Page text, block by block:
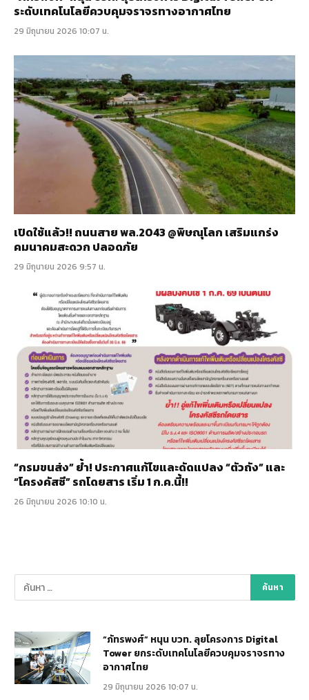
ระดับเทคโนโลยีควบคุมจราจรทางอากาศไทย
29 มิถุนายน 2026 10:07 น.
เปิดใช้แล้ว!! ถนนสาย พล.2043 @พิษณุโลก เสริมแกร่ง
คมนาคมสะดวก ปลอดภัย
29 มิถุนายน 2026 9:57 น.
“กรมขนส่ง” ย้ำ! ประกาศแก้ไขและดัดแปลง “ตัวถัง” และ
“โครงคัสซี” รถโดยสาร เริ่ม 1 ก.ค.นี้!!
26 มิถุนายน 2026 10:10 น.
“ภัทรพงศ์” หนุน บวท. ลุยโครงการ Digital
Tower ยกระดับเทคโนโลยีควบคุมจราจรทาง
อากาศไทย
29 มิถุนายน 2026 10:07 น.